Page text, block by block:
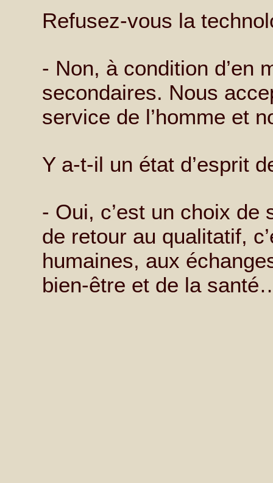
Refusez-vous la
- Non, à condition d’en
secondaires. Nous
service de l’homme et
Y a-t-il un état d’esprit
- Oui, c’est un choix
de retour au qualitatif,
humaines, aux
bien-être et de la